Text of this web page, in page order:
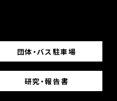
団体・バス駐車場
研究・報告書